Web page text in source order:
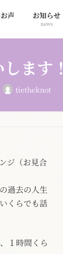
声 お知らせ
news
ます！
tietheknot
ジ（お見合
過去の人生
くらでも話
１時間くら